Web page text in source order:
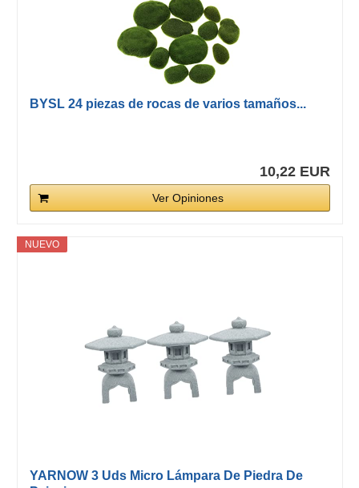
BYSL 24 piezas de rocas de varios tamaños...
10,22 EUR
Ver Opiniones
NUEVO
YARNOW 3 Uds Micro Lámpara De Piedra De